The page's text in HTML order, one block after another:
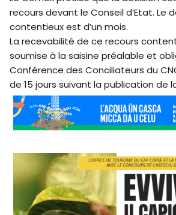
recours devant le Conseil d’Etat. Le
contentieux est d’un mois.
La recevabilité de ce recours
soumise à la saisine préalable et
Conférence des Conciliateurs du
de 15 jours suivant la publication de